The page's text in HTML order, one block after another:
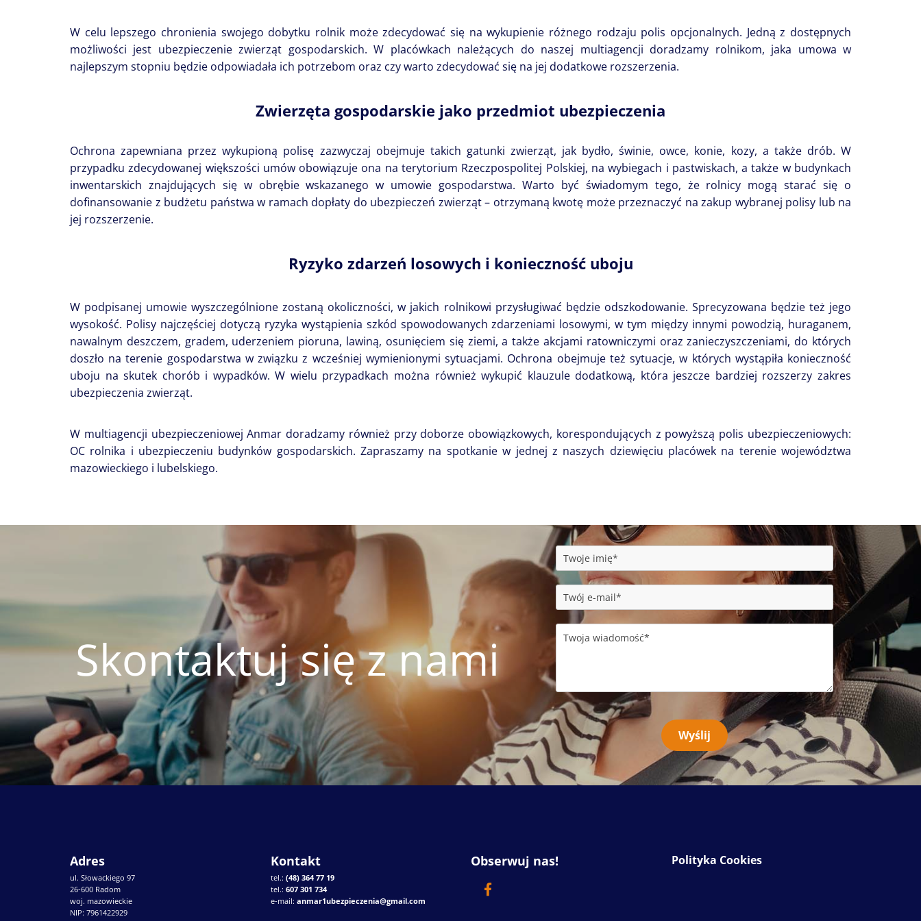
W celu lepszego chronienia swojego dobytku rolnik może zdecydować się na wykupienie różnego rodzaju polis opcjonalnych. Jedną z dostępnych
możliwości jest ubezpieczenie zwierząt gospodarskich. W placówkach należących do naszej multiagencji doradzamy rolnikom, jaka umowa w
najlepszym stopniu będzie odpowiadała ich potrzebom oraz czy warto zdecydować się na jej dodatkowe rozszerzenia.
Zwierzęta gospodarskie jako przedmiot ubezpieczenia
Ochrona zapewniana przez wykupioną polisę zazwyczaj obejmuje takich gatunki zwierząt, jak bydło, świnie, owce, konie, kozy, a także drób. W
przypadku zdecydowanej większości umów obowiązuje ona na terytorium Rzeczpospolitej Polskiej, na wybiegach i pastwiskach, a także w budynkach
inwentarskich znajdujących się w obrębie wskazanego w umowie gospodarstwa. Warto być świadomym tego, że rolnicy mogą starać się o
dofinansowanie z budżetu państwa w ramach dopłaty do ubezpieczeń zwierząt – otrzymaną kwotę może przeznaczyć na zakup wybranej polisy lub na
jej rozszerzenie.
Ryzyko zdarzeń losowych i konieczność uboju
W podpisanej umowie wyszczególnione zostaną okoliczności, w jakich rolnikowi przysługiwać będzie odszkodowanie. Sprecyzowana będzie też jego
wysokość. Polisy najczęściej dotyczą ryzyka wystąpienia szkód spowodowanych zdarzeniami losowymi, w tym między innymi powodzią, huraganem,
nawalnym deszczem, gradem, uderzeniem pioruna, lawiną, osunięciem się ziemi, a także akcjami ratowniczymi oraz zanieczyszczeniami, do których
doszło na terenie gospodarstwa w związku z wcześniej wymienionymi sytuacjami. Ochrona obejmuje też sytuacje, w których wystąpiła konieczność
uboju na skutek chorób i wypadków. W wielu przypadkach można również wykupić klauzule dodatkową, która jeszcze bardziej rozszerzy zakres
ubezpieczenia zwierząt.
W multiagencji ubezpieczeniowej Anmar doradzamy również przy doborze obowiązkowych, korespondujących z powyższą polis ubezpieczeniowych:
OC rolnika i ubezpieczeniu budynków gospodarskich. Zapraszamy na spotkanie w jednej z naszych dziewięciu placówek na terenie województwa
mazowieckiego i lubelskiego.
Skontaktuj się z nami
Adres
ul. Słowackiego 97
26-600 Radom
woj. mazowieckie
NIP: 7961422929
Kontakt
tel.: (48) 364 77 19
tel.: 607 301 734
e-mail: anmar1ubezpieczenia@gmail.com
Obserwuj nas! Polityka Cookies